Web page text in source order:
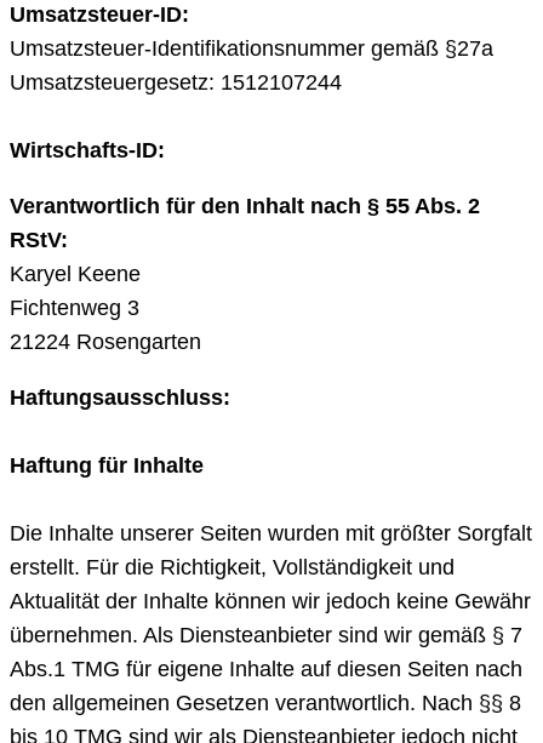
Umsatzsteuer-ID:
Umsatzsteuer-Identifikationsnummer gemäß §27a
Umsatzsteuergesetz: 1512107244
Wirtschafts-ID:
Verantwortlich für den Inhalt nach § 55 Abs. 2
RStV:
Karyel Keene
Fichtenweg 3
21224 Rosengarten
Haftungsausschluss:
Haftung für Inhalte
Die Inhalte unserer Seiten wurden mit größter Sorgfalt
erstellt. Für die Richtigkeit, Vollständigkeit und
Aktualität der Inhalte können wir jedoch keine Gewähr
übernehmen. Als Diensteanbieter sind wir gemäß § 7
Abs.1 TMG für eigene Inhalte auf diesen Seiten nach
den allgemeinen Gesetzen verantwortlich. Nach §§ 8
bis 10 TMG sind wir als Diensteanbieter jedoch nicht